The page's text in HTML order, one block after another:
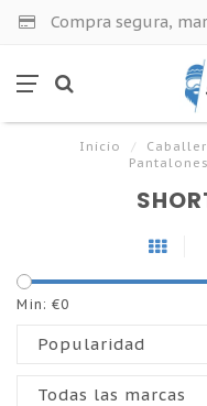
Compra segura,
Inicio /
Pantalones
Min: €0
Popularidad
Todas las marcas